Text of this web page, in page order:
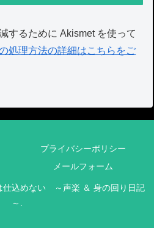
するために Akismet を使って
処理方法の詳細はこちらをご
プライバシーポリシー
メールフォーム
仕込めない ～声楽 ＆ 身の回り日記
～.